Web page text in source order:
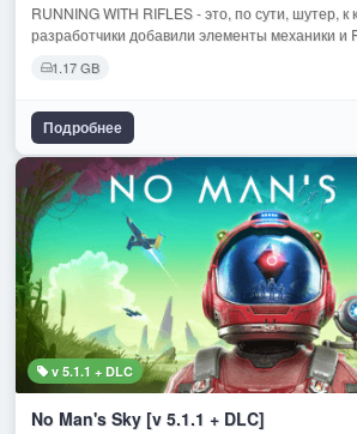
RUNNING WITH RIFLES - это, по сути, шутер, к
разработчики добавили элементы механики и
1.17 GB
Подробнее
v 5.1.1 + DLC
No Man's Sky [v 5.1.1 + DLC]